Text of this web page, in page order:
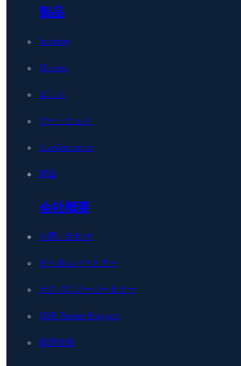
製品
Integrity
Micetro
エッジ
ゲートウェイ
LiveAssurance
製品
会社概要
お問い合わせ
チャネルパートナー
テクノロジーパートナー
MSP Partner Program
採用情報